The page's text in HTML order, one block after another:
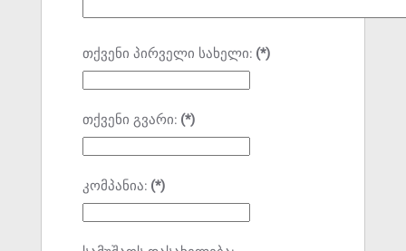
თქვენი პირველი სახელი: (*)
თქვენი გვარი: (*)
კომპანია: (*)